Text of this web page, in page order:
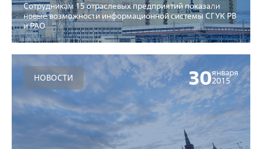
Сотрудникам 15 отраслевых предприятий показали
новые возможности информационной системы СГУК РВ
и РАО
НОВОСТИ 30января
2015